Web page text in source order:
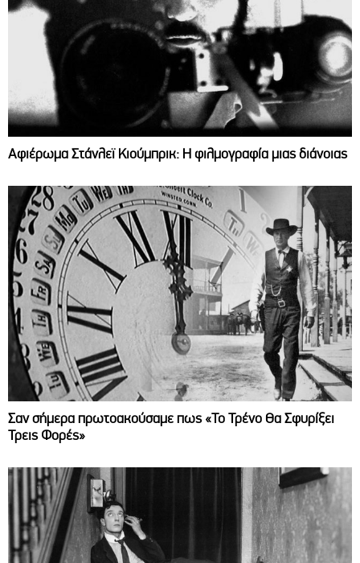
Αφιέρωμα Στάνλεϊ Κιούμπρικ: Η φιλμογραφία μιας διάνοιας
Σαν σήμερα πρωτοακούσαμε πως «Το Τρένο Θα Σφυρίξει
Τρεις Φορές»